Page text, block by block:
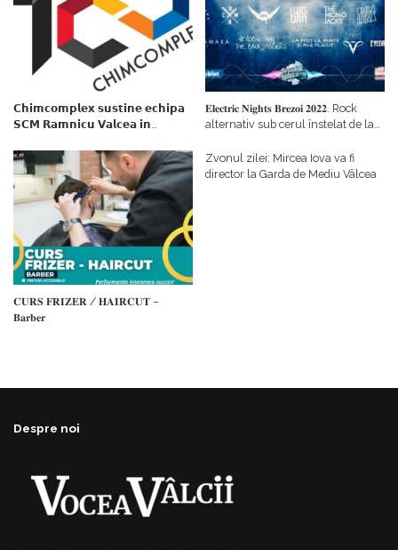
𝗖𝗵𝗶𝗺𝗰𝗼𝗺𝗽𝗹𝗲𝘅 𝘀𝘂𝘀𝘁𝗶𝗻𝗲 𝗲𝗰𝗵𝗶𝗽𝗮
𝗦𝗖𝗠 𝗥𝗮𝗺𝗻𝗶𝗰𝘂 𝗩𝗮𝗹𝗰𝗲𝗮 𝗶𝗻
𝗳𝗶𝗻𝗮𝗻𝘁𝗮𝘁𝗼𝗿
𝐄𝐥𝐞𝐜𝐭𝐫𝐢𝐜 𝐍𝐢𝐠𝐡𝐭𝐬 𝐁𝐫𝐞𝐳𝐨𝐢 𝟐𝟎𝟐𝟐. Rock
alternativ sub cerul înstelat de la
𝐂𝐔𝐑𝐒 𝐅𝐑𝐈𝐙𝐄𝐑 / 𝐇𝐀𝐈𝐑𝐂𝐔𝐓 –
𝐁𝐚𝐫𝐛𝐞𝐫
Zvonul zilei: Mircea Iova va fi
director la Garda de Mediu Vâlcea
Despre noi